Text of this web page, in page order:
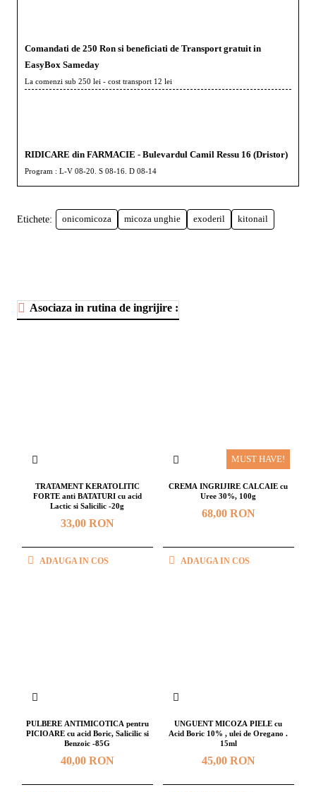
Comandati de 250 Ron si beneficiati de Transport gratuit in
EasyBox Sameday
La comenzi sub 250 lei - cost transport 12 lei
RIDICARE din FARMACIE - Bulevardul Camil Ressu 16 (Dristor)
Program : L-V 08-20. S 08-16. D 08-14
Etichete: onicomicoza micoza unghie exoderil kitonail
Asociaza in rutina de ingrijire :
TRATAMENT KERATOLITIC
FORTE anti BATATURI cu acid
Lactic si Salicilic -20g
33,00 RON
ADAUGA IN COS
MUST HAVE!
CREMA INGRIJIRE CALCAIE cu
Uree 30%, 100g
68,00 RON
ADAUGA IN COS
PULBERE ANTIMICOTICA pentru
PICIOARE cu acid Boric, Salicilic si
Benzoic -85G
40,00 RON
UNGUENT MICOZA PIELE cu
Acid Boric 10% , ulei de Oregano .
15ml
45,00 RON